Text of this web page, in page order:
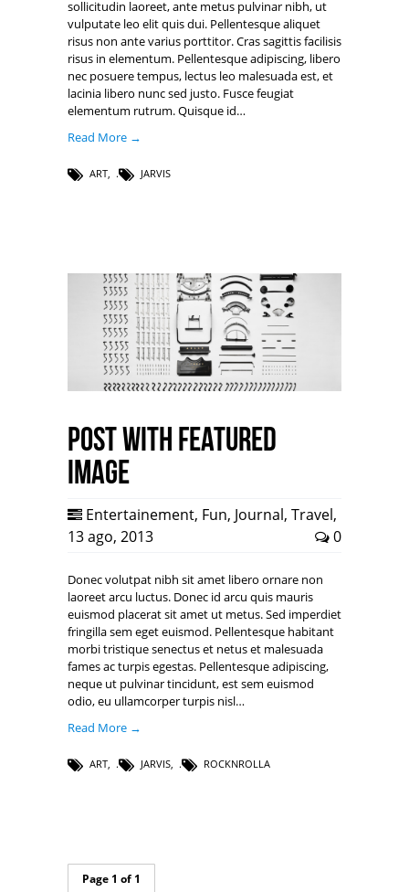
sollicitudin laoreet, ante metus pulvinar nibh, ut
vulputate leo elit quis dui. Pellentesque aliquet
risus non ante varius porttitor. Cras sagittis facilisis
risus in elementum. Pellentesque adipiscing, libero
nec posuere tempus, lectus leo malesuada est, et
lacinia libero nunc sed justo. Fusce feugiat
elementum rutrum. Quisque id…
Read More →
ART, JARVIS
Post with Featured
Image
Entertainement, Fun, Journal, Travel,
13 ago, 2013
0
Donec volutpat nibh sit amet libero ornare non
laoreet arcu luctus. Donec id arcu quis mauris
euismod placerat sit amet ut metus. Sed imperdiet
fringilla sem eget euismod. Pellentesque habitant
morbi tristique senectus et netus et malesuada
fames ac turpis egestas. Pellentesque adipiscing,
neque ut pulvinar tincidunt, est sem euismod
odio, eu ullamcorper turpis nisl…
Read More →
ART JARVIS ROCKNROLLA
Page 1 of 1